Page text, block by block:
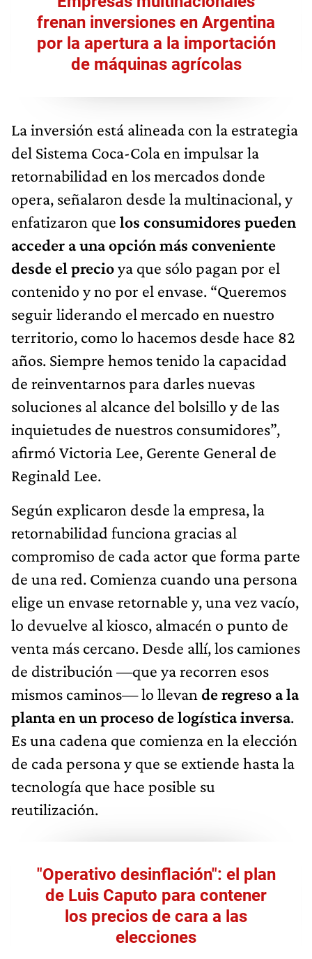
frenan inversiones en Argentina
por la apertura a la importación
de máquinas agrícolas
La inversión está alineada con la estrategia
del Sistema Coca-Cola en impulsar la
retornabilidad en los mercados donde
opera, señalaron desde la multinacional, y
enfatizaron que los consumidores pueden
acceder a una opción más conveniente
desde el precioya que sólo pagan por el
contenido y no por el envase. “Queremos
seguir liderando el mercado en nuestro
territorio, como lo hacemos desde hace 82
años. Siempre hemos tenido la capacidad
de reinventarnos para darles nuevas
soluciones al alcance del bolsillo y de las
inquietudes de nuestros consumidores”,
afirmó Victoria Lee, Gerente General de
Reginald Lee.
Según explicaron desde la empresa, la
retornabilidad funciona gracias al
compromiso de cada actor que forma parte
de una red. Comienza cuando una persona
elige un envase retornable y, una vez vacío,
lo devuelve al kiosco, almacén o punto de
venta más cercano. Desde allí, los camiones
de distribución —que ya recorren esos
mismos caminos— lo llevan de regreso a la
planta en un proceso de logística inversa.
Es una cadena que comienza en la elección
de cada persona y que se extiende hasta la
tecnología que hace posible su
reutilización.
"Operativo desinflación": el plan
de Luis Caputo para contener
los precios de cara a las
elecciones